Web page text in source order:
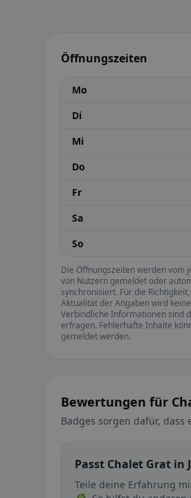
Öffnungszeiten
Mo
Di
Mi
Do
Fr
Sa
So
Die Öffnungszeiten werden vom
von Nutzern gemeldet oder
synchronisiert. Für die
Aktualität der Angaben wird
Verbindliche Informationen sind
erfragen. Fehlerhafte Inhalte
gemeldet werden.
Bewertungen für
Badges sorgen dafür,
Passt Chalet Grat in
Teile deine Erfahrung